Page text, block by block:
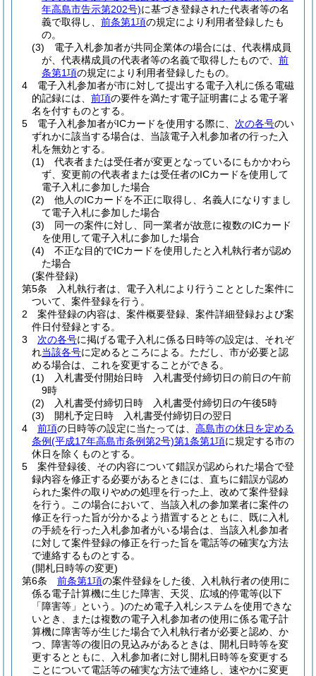
年高島市告示第202号)に基づき登録された代表者等の名
義で取得し、 前条第1項の規定により利用者登録したも
の。
(3)
電子入札参加者が共同企業体の場合には、代表構成員
が、代表構成員の代表者等の名義で取得したもので、 前
条第1項の規定により利用者登録したもの。
4
電子入札参加者が市に対して提出する電子入札に係る電磁
的記録には、 前項の要件を満たす電子証明書による電子署
名を付すものとする。
5
電子入札参加者がICカードを使用する際に、 次の各号のい
ずれかに該当する場合は、当該電子入札参加者の行った入
札を無効とする。
(1)
代表者または受任者が変更となっているにもかかわら
ず、変更前の代表者または受任者のICカードを使用して
電子入札に参加した場合
(2)
他人のICカードを不正に取得し、名義人になりすまし
て電子入札に参加した場合
(3)
同一の案件に対し、同一業者が故意に複数のICカード
を使用して電子入札に参加した場合
(4)
不正な目的でICカードを使用したと入札執行者が認め
た場合
(案件登録)
第5条
入札執行者は、電子入札により行うこととした案件に
ついて、案件登録を行う。
2
案件登録の内容は、案件概要登録、案件詳細登録および案
件日付登録とする。
3
次の各号に掲げる電子入札に係る日時等の設定は、それぞ
れ当該各号に定めるところによる。 ただし、市が必要と認
める場合は、これを変更することができる。
(1)
入札書受付開始日時 入札書受付締切日の前日の午前
9時
(2)
入札書受付締切日時 入札書受付締切日の午後5時
(3)
開札予定日時 入札書受付締切日の翌日
4
前項の日時等の設定に当たっては、 高島市の休日を定める
条例(平成17年高島市条例第2号)第1条第1項に規定する市の
休日を除くものとする。
5
案件登録後、その内容について錯誤が認められた場合で登
録内容を修正する必要があるときには、直ちに錯誤が認め
られた案件の取りやめの処理を行った上、改めて案件登録
を行う。
この場合において、当該入札の参加業者に案件の
修正を行った旨が分かるよう措置するとともに、既に入札
の手続を行った入札参加者がいる場合は、当該入札参加者
に対して案件登録の修正を行った旨を電話等の確実な方法
で連絡するものとする。
(開札日時等の変更)
第6条
前条第1項の案件登録をした後、入札執行者の使用に
係る電子計算機に生じた障害、天災、広域的停電等(以下
「障害等」という。)のため電子入札システムを使用できな
いとき、または複数の電子入札参加者の使用に係る電子計
算機に障害等が生じた場合で入札執行者が必要と認め、か
つ、障害等の復旧の見込みがあるときは、開札日時等を変
更するとともに、入札参加者に対し開札日時等を変更する
ことについて電話等の確実な方法で連絡し、速やかに変更